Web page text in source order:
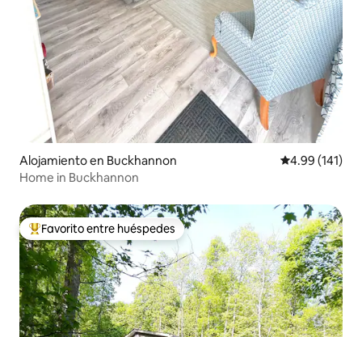
Alojamiento en Buckhannon Calificación
4.99 (141)
Home in Buckhannon
Favorito entre huéspedes preferido
Favorito entre huéspedes